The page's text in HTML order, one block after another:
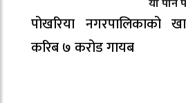
यो पनि
पोखरिया नगरपालिकाको
करिब ७ करोड गायब